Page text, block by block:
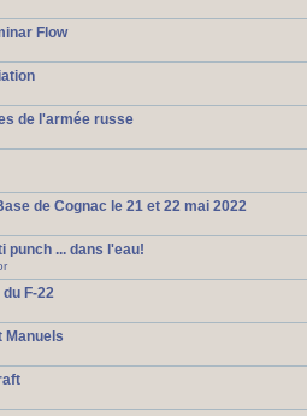
Flow
de l'armée russe
de Cognac le 21 et 22 mai 2022
punch ... dans l'eau!
F-22
Manuels